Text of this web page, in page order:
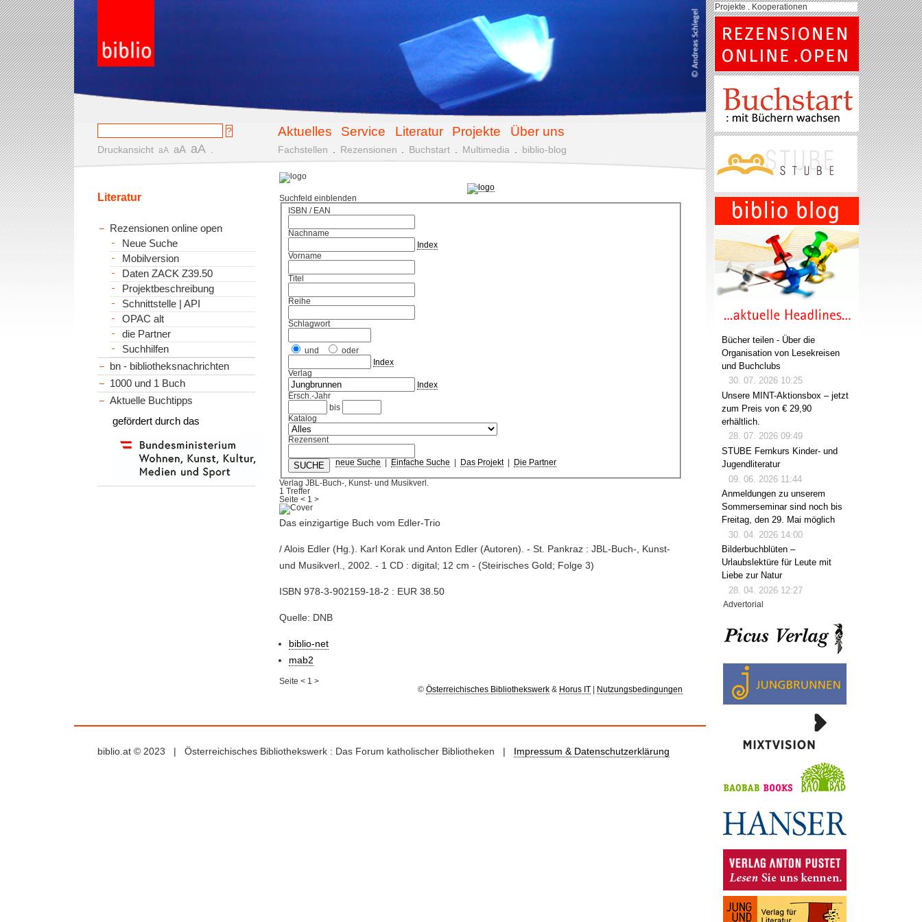
Aktuelles Service Literatur Projekte Über uns
Druckansicht aA aA aA Fachstellen Rezensionen Buchstart Multimedia biblio-blog
Suchfeld einblenden
ISBN / EAN
Nachname
Index
Vorname
Titel
Reihe
Schlagwort
und
oder
Index
Verlag
Index
Ersch.-Jahr
bis
Katalog
Rezensent
neue Suche Einfache Suche Das Projekt| Die Partner
Verlag JBL-Buch-, Kunst- und Musikverl.
1 Treffer
Seite< 1 >
Das einzigartige Buch vom Edler-Trio
/ Alois Edler (Hg.). Karl Korak und Anton Edler (Autoren). - St. Pankraz : JBL-Buch-, Kunst-
und Musikverl., 2002. - 1 CD : digital; 12 cm - (Steirisches Gold; Folge 3)
ISBN 978-3-902159-18-2 : EUR 38.50
Quelle: DNB
biblio-net
mab2
Seite< 1 >
© Österreichisches Bibliothekswerk& Horus IT Nutzungsbedingungen
Literatur
Rezensionen online open
Neue Suche
Mobilversion
Daten ZACK Z39.50
Projektbeschreibung
Schnittstelle | API
OPAC alt
die Partner
Suchhilfen
bn - bibliotheksnachrichten
1000 und 1 Buch
Aktuelle Buchtipps
gefördert durch das
biblio.at © 2023 | Österreichisches Bibliothekswerk : Das Forum katholischer Bibliotheken | Impressum & Datenschutzerklärung
Projekte . Kooperationen
Bücher teilen - Über die
Organisation von Lesekreisen
und Buchclubs
30. 07. 2026 10:25
Unsere MINT-Aktionsbox – jetzt
zum Preis von € 29,90
erhältlich.
28. 07. 2026 09:49
STUBE Fernkurs Kinder- und
Jugendliteratur
09. 06. 2026 11:44
Anmeldungen zu unserem
Sommerseminar sind noch bis
Freitag, den 29. Mai möglich
30. 04. 2026 14:00
Bilderbuchblüten –
Urlaubslektüre für Leute mit
Liebe zur Natur
28. 04. 2026 12:27
Advertorial